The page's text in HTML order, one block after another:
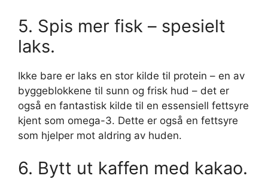
5. Spis mer fisk – spesielt
laks.
Ikke bare er laks en stor kilde til protein – en av
byggeblokkene til sunn og frisk hud – det er
også en fantastisk kilde til en essensiell fettsyre
kjent som omega-3. Dette er også en fettsyre
som hjelper mot aldring av huden.
6. Bytt ut kaffen med kakao.